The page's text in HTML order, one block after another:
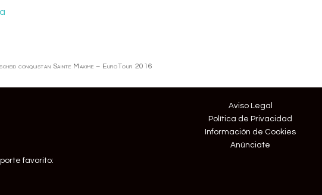
conquistan Sainte Maxime – EuroTour 2016
favorito:
Aviso Legal
Política de Privacidad
Información de Cookies
Anúnciate